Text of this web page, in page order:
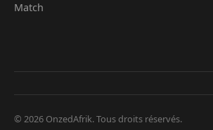
Match
© 2026 OnzedAfrik. Tous droits réservés.